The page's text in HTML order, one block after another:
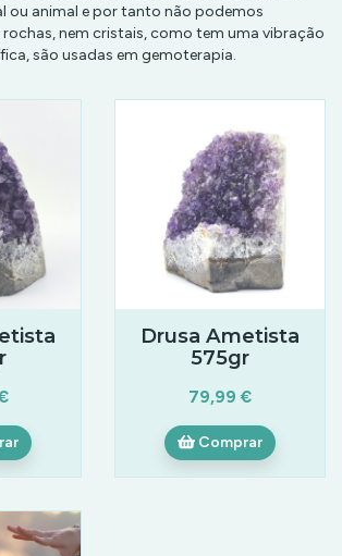
ou animal e por tanto não podemos
nem cristais, como tem uma vibração
são usadas em gemoterapia.
Drusa Ametista
575gr
79,99 €
Comprar